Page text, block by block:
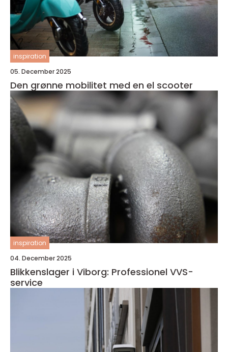
inspiration
05. December 2025
Den grønne mobilitet med en el scooter
inspiration
04. December 2025
Blikkenslager i Viborg: Professionel VVS-
service